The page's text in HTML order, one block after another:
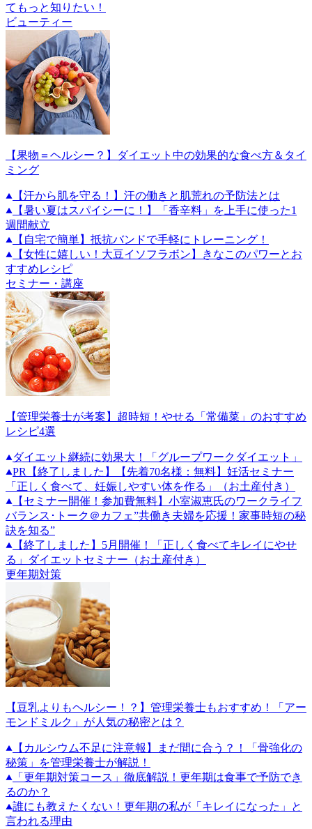
てもっと知りたい！
ビューティー
【果物＝ヘルシー？】ダイエット中の効果的な食べ方＆タイ
ミング
【汗から肌を守る！】汗の働きと肌荒れの予防法とは
【暑い夏はスパイシーに！】「香辛料」を上手に使った1
週間献立
【自宅で簡単】抵抗バンドで手軽にトレーニング！
【女性に嬉しい！大豆イソフラボン】きなこのパワーとお
すすめレシピ
セミナー・講座
【管理栄養士が考案】超時短！やせる「常備菜」のおすすめ
レシピ4選
ダイエット継続に効果大！「グループワークダイエット」
PR
【終了しました】【先着70名様：無料】妊活セミナー
「正しく食べて、妊娠しやすい体を作る」（お土産付き）
【セミナー開催！参加費無料】小室淑恵氏のワークライフ
バランス･トーク＠カフェ”共働き夫婦を応援！家事時短の秘
訣を知る”
【終了しました】5月開催！「正しく食べてキレイにやせ
る」ダイエットセミナー（お土産付き）
更年期対策
【豆乳よりもヘルシー！？】管理栄養士もおすすめ！「アー
モンドミルク」が人気の秘密とは？
【カルシウム不足に注意報】まだ間に合う？！「骨強化の
秘策」を管理栄養士が解説！
「更年期対策コース」徹底解説！更年期は食事で予防でき
るのか？
誰にも教えたくない！更年期の私が「キレイになった」と
言われる理由